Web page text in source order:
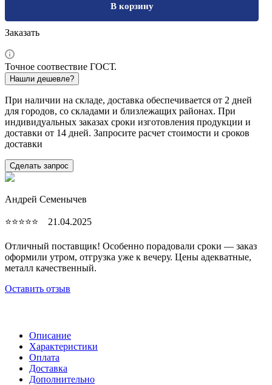
В корзину
Заказать
Точное соотвествие ГОСТ.
Нашли дешевле?
При наличии на складе, доставка обеспечивается от 2 дней
для городов, со складами и близлежащих районах. При
индивидуальных заказах сроки изготовления продукции и
доставки от 14 дней. Запросите расчет стоимости и сроков
доставки
Сделать запрос
Андрей Семенычев
⭐⭐⭐⭐⭐ 21.04.2025
Отличный поставщик! Особенно порадовали сроки — заказ
оформили утром, отгрузка уже к вечеру. Цены адекватные,
металл качественный.
Оставить отзыв
Описание
Характеристики
Оплата
Доставка
Дополнительно